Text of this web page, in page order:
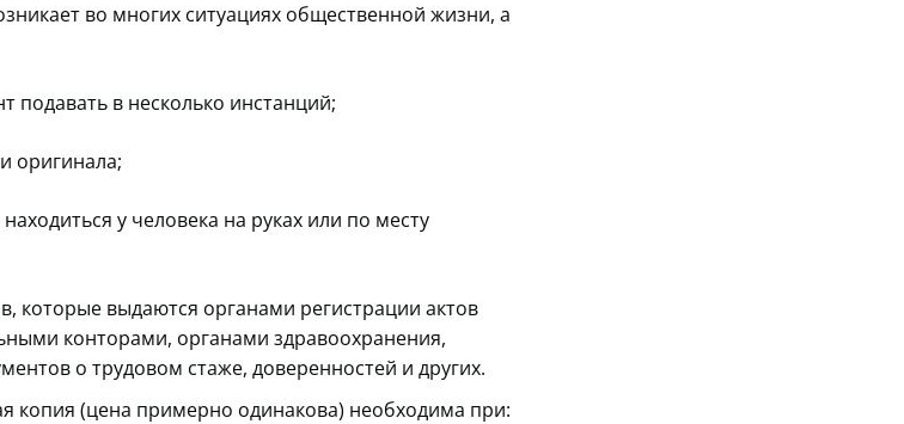
во многих ситуациях общественной жизни, а
подавать в несколько инстанций;
оригинала;
у человека на руках или по месту
которые выдаются органами регистрации актов
конторами, органами здравоохранения,
о трудовом стаже, доверенностей и других.
копия (цена примерно одинакова) необходима при: